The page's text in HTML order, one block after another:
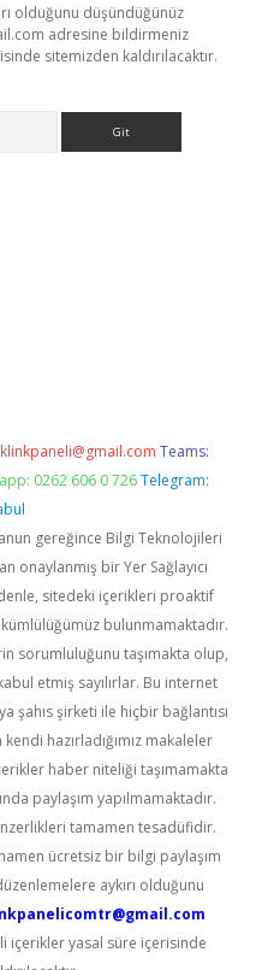
olduğunu düşündüğünüz
adresine bildirmeniz
sitemizden kaldırılacaktır.
Teams:
0262 606 0 726 Telegram:
gereğince Bilgi Teknolojileri
onaylanmış bir Yer Sağlayıcı
sitedeki içerikleri proaktif
bulunmamaktadır.
sorumluluğunu taşımakta olup,
etmiş sayılırlar. Bu internet
şahıs şirketi ile hiçbir bağlantısı
hazırladığımız makaleler
haber niteliği taşımamakta
paylaşım yapılmamaktadır.
tamamen tesadüfidir.
ücretsiz bir bilgi paylaşım
aykırı olduğunu
içerikler yasal süre içerisinde